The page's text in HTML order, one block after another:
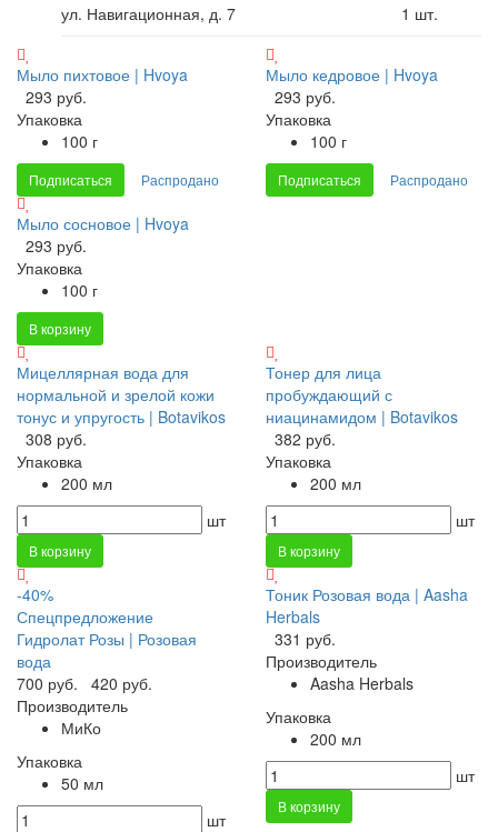
ул. Навигационная, д. 7 1 шт.
Мыло пихтовое | Hvoya
293 руб.
Упаковка
100 г
Подписаться Распродано
Мыло кедровое | Hvoya
293 руб.
Упаковка
100 г
Подписаться Распродано
Мыло сосновое | Hvoya
293 руб.
Упаковка
100 г
В корзину
Мицеллярная вода для
нормальной и зрелой кожи
тонус и упругость | Botavikos
308 руб.
Упаковка
200 мл
шт
В корзину
Тонер для лица
пробуждающий с
ниацинамидом | Botavikos
382 руб.
Упаковка
200 мл
шт
В корзину
-40%
Спецпредложение
Гидролат Розы | Розовая
вода
700 руб.
420 руб.
Производитель
МиКо
Упаковка
50 мл
шт
Тоник Розовая вода | Aasha
Herbals
331 руб.
Производитель
Aasha Herbals
Упаковка
200 мл
шт
В корзину